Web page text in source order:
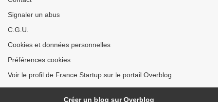
Signaler un abus
C.G.U.
Cookies et données personnelles
Préférences cookies
Voir le profil de France Startup sur le portail Overblog
Créer un blog sur Overblog